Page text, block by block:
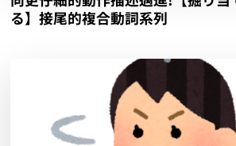
る】接尾的複合動詞系列